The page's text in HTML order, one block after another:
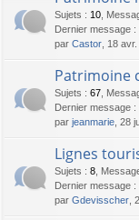
Sujets : 10
Dernier message :
par Castor , 18
Patrimoine
Sujets : 67
Dernier message :
par jeanmarie , 28
Lignes
Sujets : 8
Dernier message :
par Gdevisscher ,